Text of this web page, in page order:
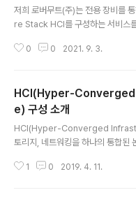
oft SASE 정책에 따라 인터넷 연
저희 로버무트(주)는 전용 장비를
re Stack HCI를 구성하는 서비스
네트워크를 하나의 클러스터에 통
ure에서 제공하는 추가적인 기능을
tware Defined Network(SDN) 기
단하게 설명 드리자면, 기존의 저
oft Azure가 합쳐진 솔루션 입니
HCI 기본적으로 4대의 서버를 통해
0 0 2021. 9. 3.
HCI(Hyper-
e) 구성 소개
HCI(Hyper-Converged
토리지, 네트워킹을 하나의 통합된
구성하는 주요 기술입니다.
1 0 2019. 4. 11.